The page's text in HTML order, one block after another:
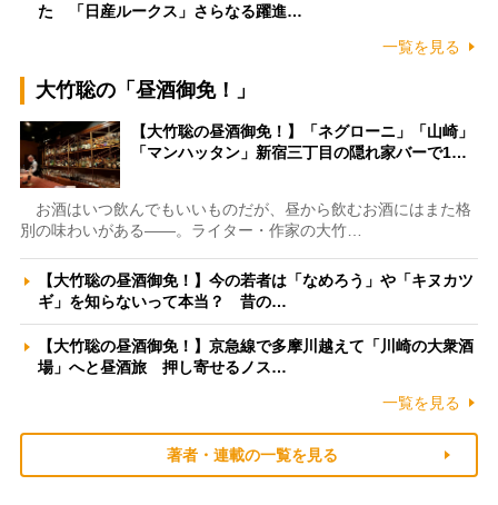
た 「日産ルークス」さらなる躍進…
一覧を見る
大竹聡の「昼酒御免！」
【大竹聡の昼酒御免！】「ネグローニ」「山崎」
「マンハッタン」新宿三丁目の隠れ家バーで1…
お酒はいつ飲んでもいいものだが、昼から飲むお酒にはまた格
別の味わいがある――。ライター・作家の大竹…
【大竹聡の昼酒御免！】今の若者は「なめろう」や「キヌカツ
ギ」を知らないって本当？ 昔の…
【大竹聡の昼酒御免！】京急線で多摩川越えて「川崎の大衆酒
場」へと昼酒旅 押し寄せるノス…
一覧を見る
著者・連載の一覧を見る